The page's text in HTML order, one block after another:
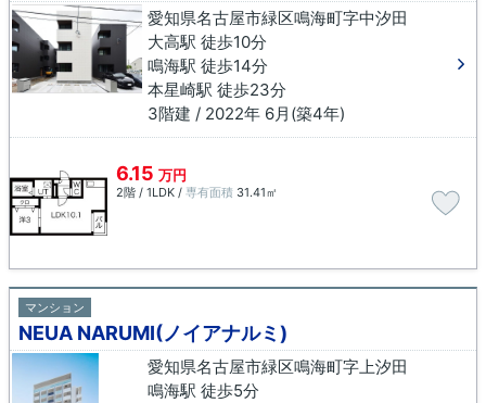
愛知県名古屋市緑区鳴海町字中汐田
大高駅 徒歩10分
鳴海駅 徒歩14分
本星崎駅 徒歩23分
3階建 / 2022年 6月(築4年)
6.15 万円
2階 / 1LDK / 専有面積 31.41㎡
マンション
NEUA NARUMI(ノイアナルミ)
愛知県名古屋市緑区鳴海町字上汐田
鳴海駅 徒歩5分